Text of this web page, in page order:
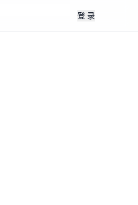
登 录
暨项目管
专题培训